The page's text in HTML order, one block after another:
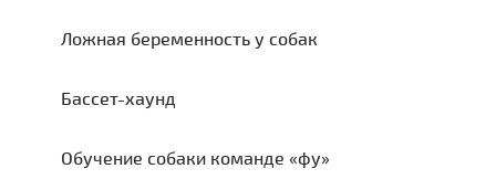
Ложная беременность у собак
Бассет-хаунд
Обучение собаки команде «фу»